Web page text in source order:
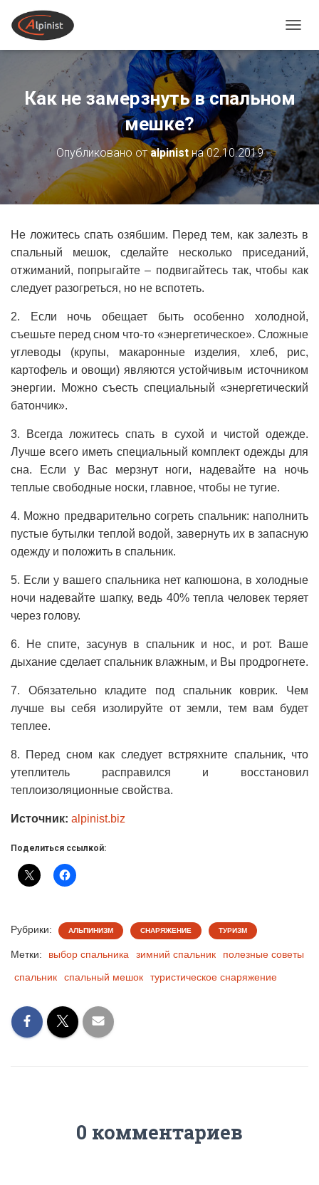
Кaк не замерзнуть в спальном
мешке?
Опубликовано отalpinistна02.10.2019
Не лoжитесь спать озябшим. Перед тем, как залезть в
спальный мешок, сделайте несколько приседаний,
отжиманий, попрыгайте – подвигайтесь так, чтобы как
следует разогреться, но не вспотеть.
2. Если ночь обещает быть особенно холодной,
съешьте перед сном что-то «энергетическое». Сложные
углеводы (крупы, макаронные изделия, хлеб, рис,
картофель и овощи) являются устойчивым источником
энергии. Можно съесть специальный «энергетический
батончик».
3. Всегда ложитесь спать в сухой и чистой одежде.
Лучше всего иметь специальный комплект одежды для
сна. Если у Вас мерзнут ноги, надевайте на ночь
теплые свободные носки, главное, чтобы не тугие.
4. Можно предварительно согреть спальник: наполнить
пустые бутылки теплой водой, завернуть их в запасную
одежду и положить в спальник.
5. Если у вашего спальника нет капюшона, в холодные
ночи надевайте шапку, ведь 40% тепла человек теряет
через голову.
6. Не спите, засунув в спальник и нос, и рот. Ваше
дыхание сделает спальник влажным, и Вы продрогнете.
7. Обязательно кладите под спальник коврик. Чем
лучше вы себя изолируйте от земли, тем вам будет
теплее.
8. Перед сном как следует встряхните спальник, что
утеплитель расправился и восстановил
теплоизоляционные свойства.
Источник: alpinist.biz
Поделиться ссылкой:
Рубрики: АЛЬПИНИЗМ СНАРЯЖЕНИЕ ТУРИЗМ
Метки: выбор спальника зимний спальник
полезные советы
спальник
спальный мешок туристическое снаряжение
0 комментариев